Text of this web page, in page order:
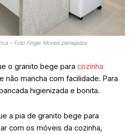
– Foto Finger Moveis planejados
o granito bege para cozinha
não mancha com facilidade. Para
higienizada e bonita.
a pia de granito bege para
com os móveis da cozinha,